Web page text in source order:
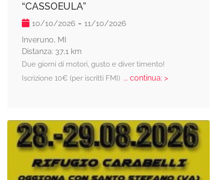
“CASSOEULA”
10/10/2026 - 11/10/2026
Inveruno, MI
Distanza: 37,1 km
Due giorni di motori, gusto e diver timento!
Iscrizione 10€ (per iscritti FMI)... continua: >